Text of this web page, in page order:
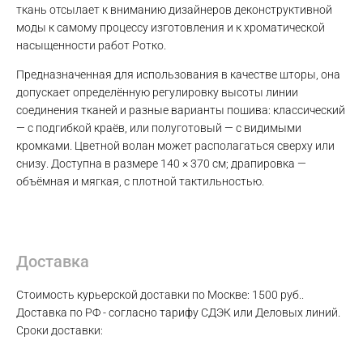
ткань отсылает к вниманию дизайнеров деконструктивной
моды к самому процессу изготовления и к хроматической
насыщенности работ Ротко.
Предназначенная для использования в качестве шторы, она
допускает определённую регулировку высоты линии
соединения тканей и разные варианты пошива: классический
— с подгибкой краёв, или полуготовый — с видимыми
кромками. Цветной волан может располагаться сверху или
снизу. Доступна в размере 140 × 370 см; драпировка —
объёмная и мягкая, с плотной тактильностью.
Доставка
Стоимость курьерской доставки по Москве: 1500 руб..
Доставка по РФ - согласно тарифу СДЭК или Деловых линий.
Сроки доставки:
Telegram